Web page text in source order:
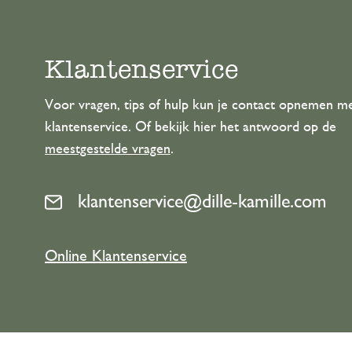
Klantenservice
Voor vragen, tips of hulp kun je contact opnemen
klantenservice. Of bekijk hier het antwoord op de
meestgestelde vragen.
klantenservice@dille-kamille.com
Online Klantenservice